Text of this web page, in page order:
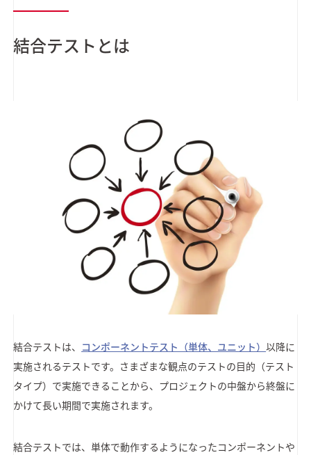
結合テストとは
結合テストは、 コンポーネントテスト（単体、ユニット）以降に
実施されるテストです。さまざまな観点のテストの目的（テスト
タイプ）で実施できることから、プロジェクトの中盤から終盤に
かけて長い期間で実施されます。
結合テストでは、単体で動作するようになったコンポーネントや